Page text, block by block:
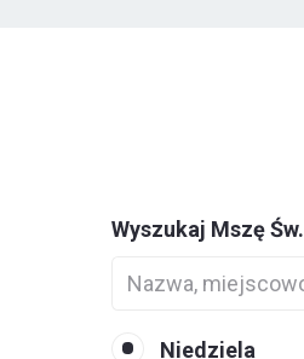
Wyszukaj Mszę Św.
Niedziela